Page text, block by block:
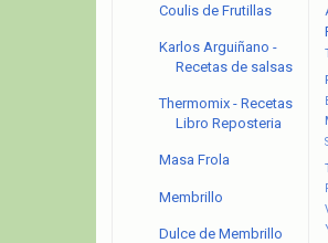
Coulis de Frutillas
Karlos Arguiñano -
Recetas de salsas
Thermomix - Recetas
Libro Reposteria
Masa Frola
Membrillo
Dulce de Membrillo